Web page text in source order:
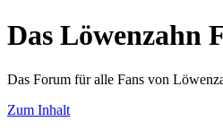
Das Löwenzahn
Das Forum für alle Fans von
Zum Inhalt